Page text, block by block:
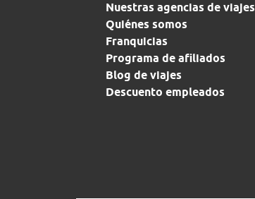
Nuestras agencias de viajes
Quiénes somos
Franquicias
Programa de afiliados
Blog de viajes
Descuento empleados